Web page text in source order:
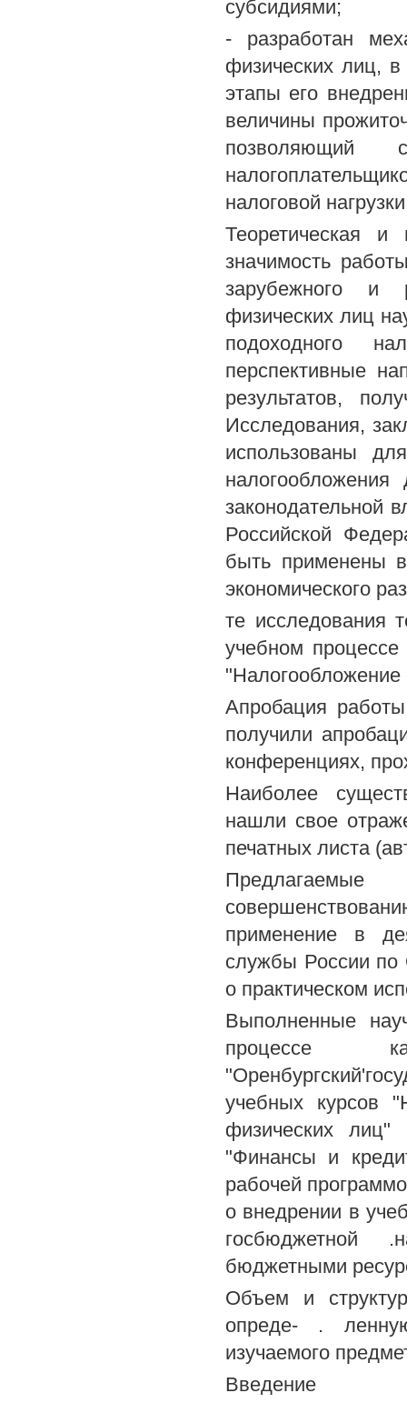
субсидиями;
- разработан
физических лиц,
этапы его
величины
позволяющий
налоговой
Теоретическая и
значимость
зарубежного и
физических лиц
подоходного
перспективные
результатов,
Исследования,
использованы
законодательной
Российской
быть применены в
экономического
те исследования
учебном
Апробация
получили
конференциях,
Наиболее
нашли свое
печатных листа
Предлагаемые
применение в
службы России по
о практическом
Выполненные
процессе
учебных курсов
физических лиц"
"Финансы и
рабочей
о внедрении в
госбюджетной
бюджетными
Объем и
опреде- .
изучаемого
Введение